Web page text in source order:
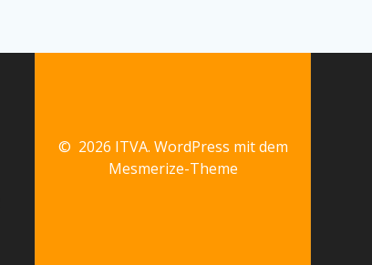
© 2026 ITVA. WordPress mit dem
Mesmerize-Theme